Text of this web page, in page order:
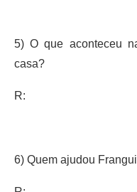
5) O que aconteceu
casa?
R:
6) Quem ajudou